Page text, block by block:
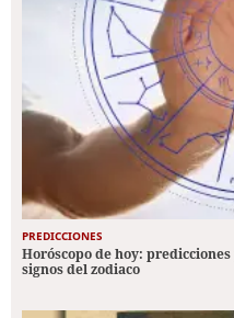
PREDICCIONES
Horóscopo de hoy:
signos del zodiaco